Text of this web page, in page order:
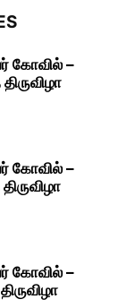
கோவில் –
கோவில் –
கோவில் –